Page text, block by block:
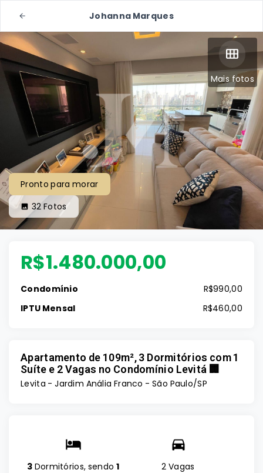
Johanna Marques
Mais fotos
Pronto para morar
32 Fotos
R$1.480.000,00
Condomínio
R$990,00
IPTU Mensal
R$460,00
Apartamento de 109m², 3 Dormitórios com 1
Suíte e 2 Vagas no Condomínio Levitá 🏢
Levita -Jardim Anália Franco - São Paulo/SP
3 Dormitórios, sendo 1
2 Vagas